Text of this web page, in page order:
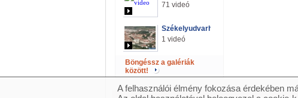
71 videó
Székelyudvarhely
1 videó
Böngéssz a galériák
között!
A felhasználói élmény fokozása érdekében